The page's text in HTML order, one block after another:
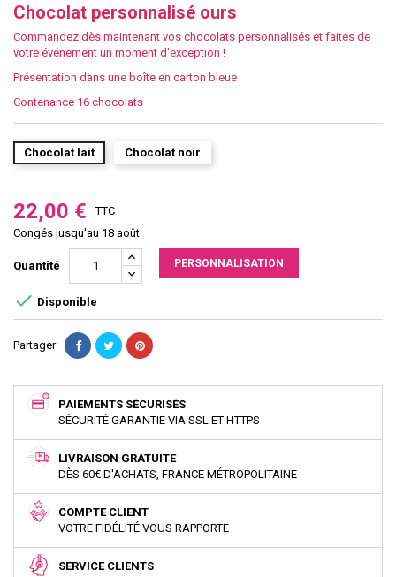
Chocolat personnalisé ours
Commandez dès maintenant vos chocolats personnalisés et faites de
votre événement un moment d'exception !
Présentation dans une boîte en carton bleue
Contenance 16 chocolats
Chocolat lait Chocolat noir
22,00 €
TTC
Congés jusqu'au 18 août
Quantité PERSONNALISATION
 Disponible
Partager
PAIEMENTS SÉCURISÉS
SÉCURITÉ GARANTIE VIA SSL ET HTTPS
LIVRAISON GRATUITE
DÈS 60€ D'ACHATS, FRANCE MÉTROPOLITAINE
COMPTE CLIENT
VOTRE FIDÉLITÉ VOUS RAPPORTE
SERVICE CLIENTS